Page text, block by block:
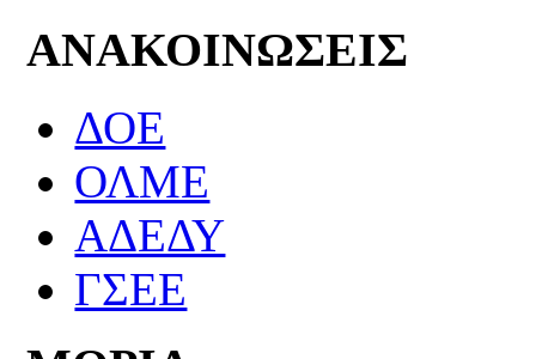
ΑΝΑΚΟΙΝΩΣΕΙΣ
ΔΟΕ
ΟΛΜΕ
ΑΔΕΔΥ
ΓΣΕΕ